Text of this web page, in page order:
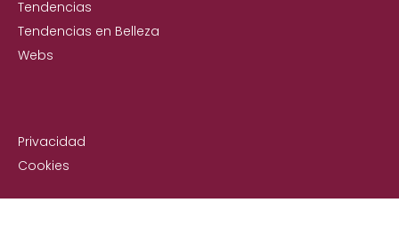
Tendencias
Tendencias en Belleza
Webs
Privacidad
Cookies